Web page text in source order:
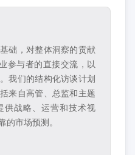
础，对整体洞察的贡献
参与者的直接交流，以
我们的结构化访谈计划
来自高管、总监和主题
供战略、运营和技术视
的市场预测。